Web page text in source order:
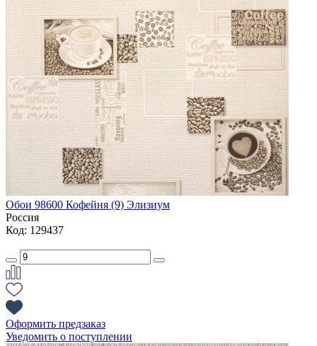
Обои 98600 Кофейня (9) Элизиум
Россия
Код: 129437
Оформить предзаказ
Уведомить о поступлении